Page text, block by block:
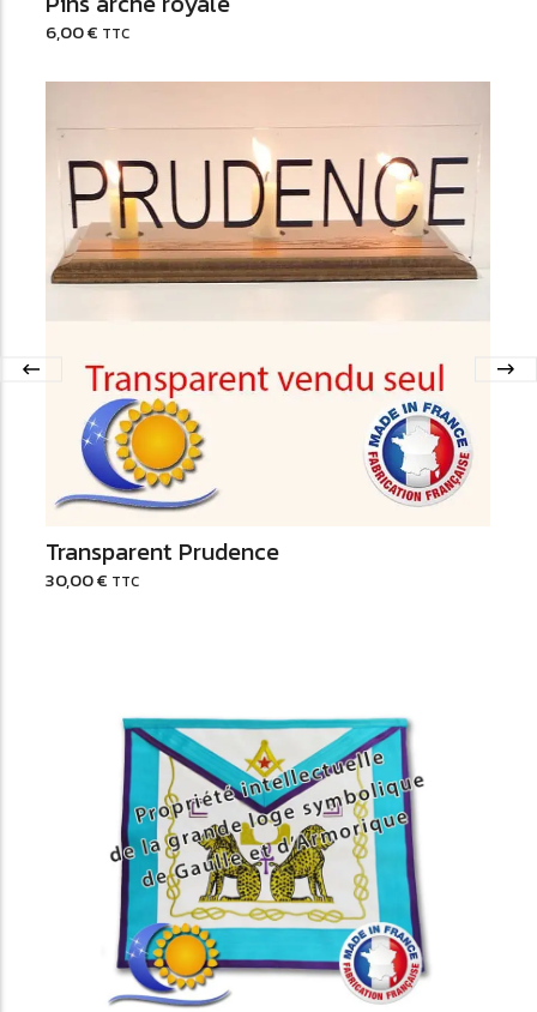
6,00€ TTC
Transparent Prudence
30,00€ TTC
Ajouter au Panier